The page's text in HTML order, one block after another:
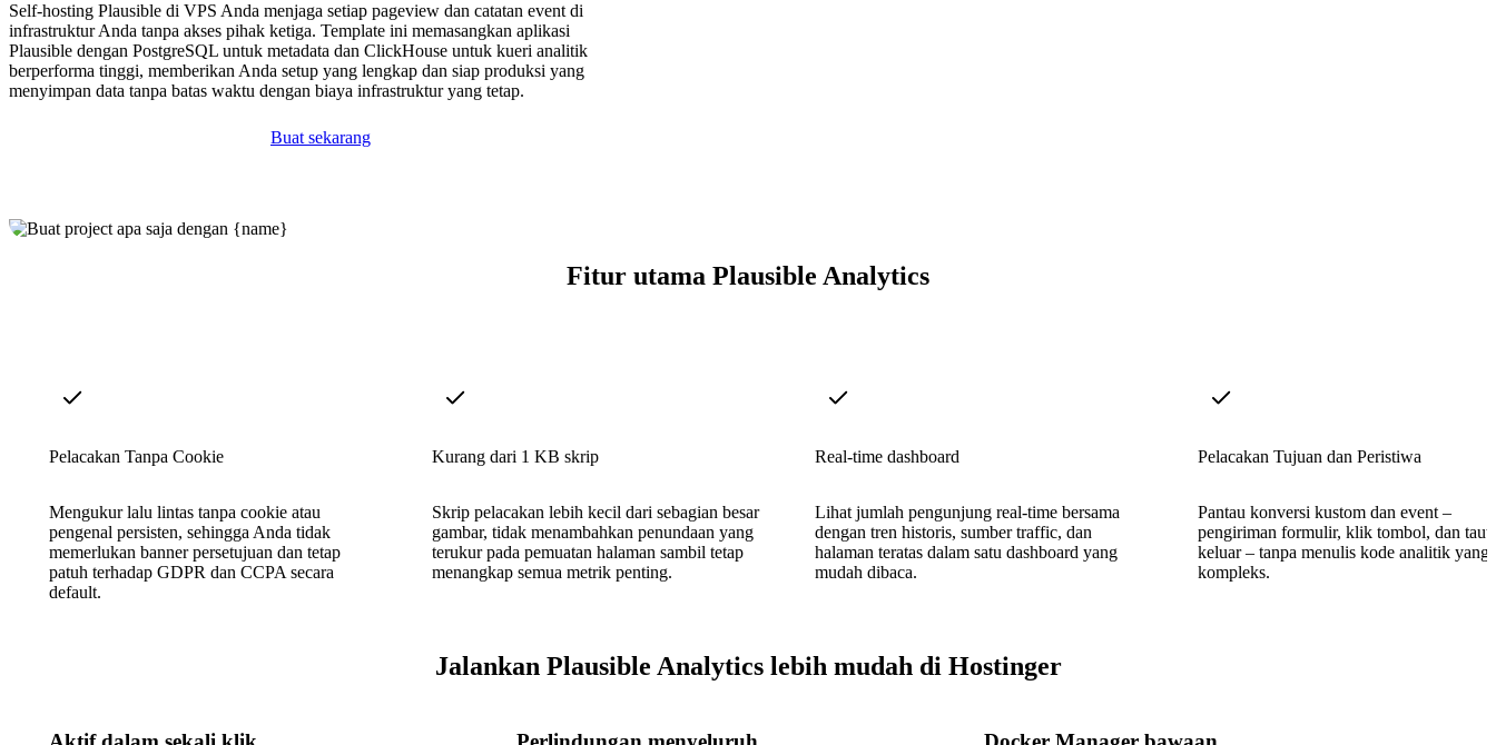
Self-hosting Plausible di VPS Anda menjaga setiap pageview dan catatan event di
infrastruktur Anda tanpa akses pihak ketiga. Template ini memasangkan aplikasi
Plausible dengan PostgreSQL untuk metadata dan ClickHouse untuk kueri analitik
berperforma tinggi, memberikan Anda setup yang lengkap dan siap produksi yang
menyimpan data tanpa batas waktu dengan biaya infrastruktur yang tetap.
Buat sekarang
Fitur utama Plausible Analytics
Pelacakan Tanpa Cookie
Mengukur lalu lintas tanpa cookie atau
pengenal persisten, sehingga Anda tidak
memerlukan banner persetujuan dan tetap
patuh terhadap GDPR dan CCPA secara
default.
Kurang dari 1 KB skrip
Skrip pelacakan lebih kecil dari sebagian besar
gambar, tidak menambahkan penundaan yang
terukur pada pemuatan halaman sambil tetap
menangkap semua metrik penting.
Real-time dashboard
Lihat jumlah pengunjung real-time bersama
dengan tren historis, sumber traffic, dan
halaman teratas dalam satu dashboard yang
mudah dibaca.
Pelacakan Tujuan dan Peristiwa
Pantau konversi kustom dan event –
pengiriman formulir, klik tombol, dan
keluar – tanpa menulis kode analitik yang
kompleks.
Jalankan Plausible Analytics lebih mudah di Hostinger